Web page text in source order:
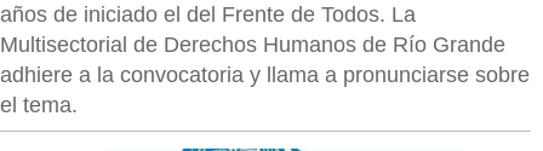
años de iniciado el del Frente de Todos. La
Multisectorial de Derechos Humanos de Río Grande
adhiere a la convocatoria y llama a pronunciarse sobre
el tema.